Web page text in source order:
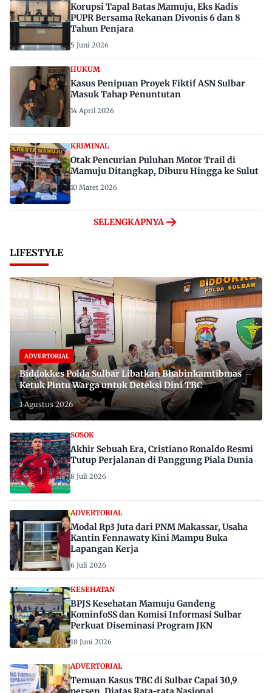
Korupsi Tapal Batas Mamuju, Eks Kadis
PUPR Bersama Rekanan Divonis 6 dan 8
Tahun Penjara
5 Juni 2026
HUKUM
Kasus Penipuan Proyek Fiktif ASN Sulbar
Masuk Tahap Penuntutan
14 April 2026
KRIMINAL
Otak Pencurian Puluhan Motor Trail di
Mamuju Ditangkap, Diburu Hingga ke Sulut
10 Maret 2026
SELENGKAPNYA
LIFESTYLE
ADVERTORIAL
Biddokkes Polda Sulbar Libatkan Bhabinkamtibmas
Ketuk Pintu Warga untuk Deteksi Dini TBC
1 Agustus 2026
SOSOK
Akhir Sebuah Era, Cristiano Ronaldo Resmi
Tutup Perjalanan di Panggung Piala Dunia
8 Juli 2026
ADVERTORIAL
Modal Rp3 Juta dari PNM Makassar, Usaha
Kantin Fennawaty Kini Mampu Buka
Lapangan Kerja
6 Juli 2026
KESEHATAN
BPJS Kesehatan Mamuju Gandeng
KominfoSS dan Komisi Informasi Sulbar
Perkuat Diseminasi Program JKN
18 Juni 2026
ADVERTORIAL
Temuan Kasus TBC di Sulbar Capai 30,9